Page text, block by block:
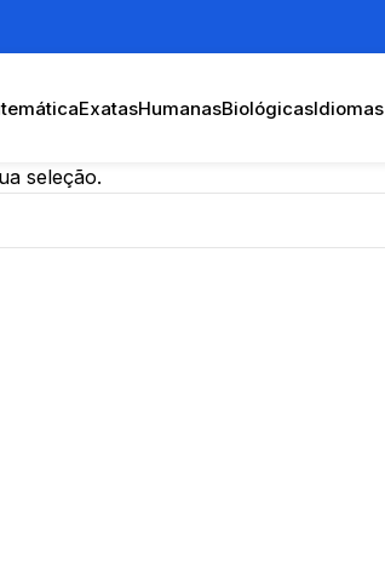
ExatasHumanasBiológicasIdiomas
seleção.